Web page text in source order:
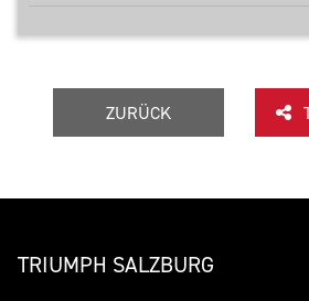
ZURÜCK
TRIUMPH SALZBURG